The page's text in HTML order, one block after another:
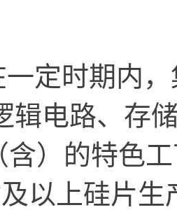
一定时期内
辑电路、存
含）的特色
以上硅片